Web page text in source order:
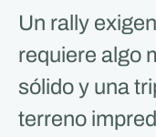
Un rally
requiere algo
sólido y una
terreno